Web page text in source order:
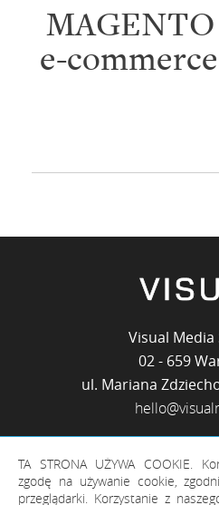
e-
Visual Media
02 - 659
ul. Mariana
TA STRONA UŻYWA COOKIE.
zgodę na używanie cookie,
przeglądarki. Korzystanie z